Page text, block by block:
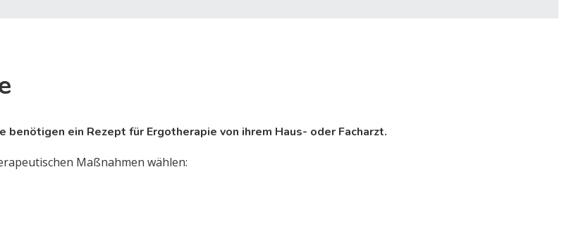
ein Rezept für Ergotherapie von ihrem Haus- oder Facharzt.
Maßnahmen wählen: